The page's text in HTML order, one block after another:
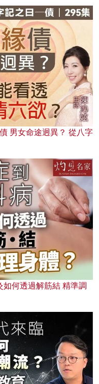
男女命途迥異？ 從八字
如何透過解筋結 精準調